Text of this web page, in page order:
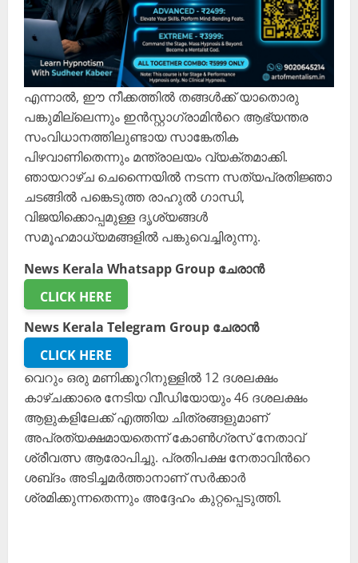
എന്നാൽ, ഈ നീക്കത്തിൽ തങ്ങൾക്ക് യാതൊരു
പങ്കുമില്ലെന്നും ഇൻസ്റ്റാഗ്രാമിന്‍റെ ആഭ്യന്തര
സംവിധാനത്തിലുണ്ടായ സാങ്കേതിക
പിഴവാണിതെന്നും മന്ത്രാലയം വ്യക്തമാക്കി.
ഞായറാഴ്ച ചെന്നൈയിൽ നടന്ന സത്യപ്രതിജ്ഞാ
ചടങ്ങിൽ പങ്കെടുത്ത രാഹുൽ ഗാന്ധി,
വിജയിക്കൊപ്പമുള്ള ദൃശ്യങ്ങൾ
സമൂഹമാധ്യമങ്ങളിൽ പങ്കുവെച്ചിരുന്നു.
News Kerala Whatsapp Group ചേരാൻ
CLICK HERE
News Kerala Telegram Group ചേരാൻ
CLICK HERE
വെറും ഒരു മണിക്കൂറിനുള്ളിൽ 12 ദശലക്ഷം
കാഴ്ചക്കാരെ നേടിയ വീഡിയോയും 46 ദശലക്ഷം
ആളുകളിലേക്ക് എത്തിയ ചിത്രങ്ങളുമാണ്
അപ്രത്യക്ഷമായതെന്ന് കോൺഗ്രസ് നേതാവ്
ശ്രീവത്സ ആരോപിച്ചു. പ്രതിപക്ഷ നേതാവിന്‍റെ
ശബ്‍ദം അടിച്ചമർത്താനാണ് സർക്കാർ
ശ്രമിക്കുന്നതെന്നും അദ്ദേഹം കുറ്റപ്പെടുത്തി.